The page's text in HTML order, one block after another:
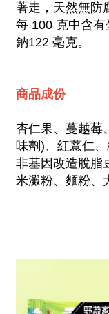
著走，天然無防
每 100 克中含有
鈉122 毫克。
商品成份
杏仁果、蔓越莓
味劑)、紅薏仁、
非基因改造脫脂
米澱粉、麵粉、